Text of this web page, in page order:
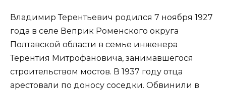
Владимир Терентьевич родился 7 ноября 1927
года в селе Веприк Роменского округа
Полтавской области в семье инженера
Терентия Митрофановича, занимавшегося
строительством мостов. В 1937 году отца
арестовали по доносу соседки. Обвинили в